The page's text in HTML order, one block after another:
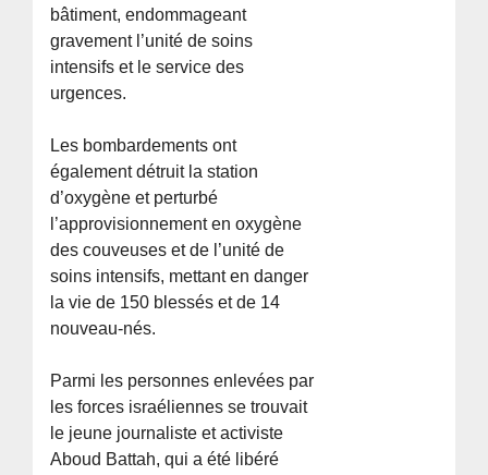
bâtiment, endommageant
gravement l’unité de soins
intensifs et le service des
urgences.
Les bombardements ont
également détruit la station
d’oxygène et perturbé
l’approvisionnement en oxygène
des couveuses et de l’unité de
soins intensifs, mettant en danger
la vie de 150 blessés et de 14
nouveau-nés.
Parmi les personnes enlevées par
les forces israéliennes se trouvait
le jeune journaliste et activiste
Aboud Battah, qui a été libéré